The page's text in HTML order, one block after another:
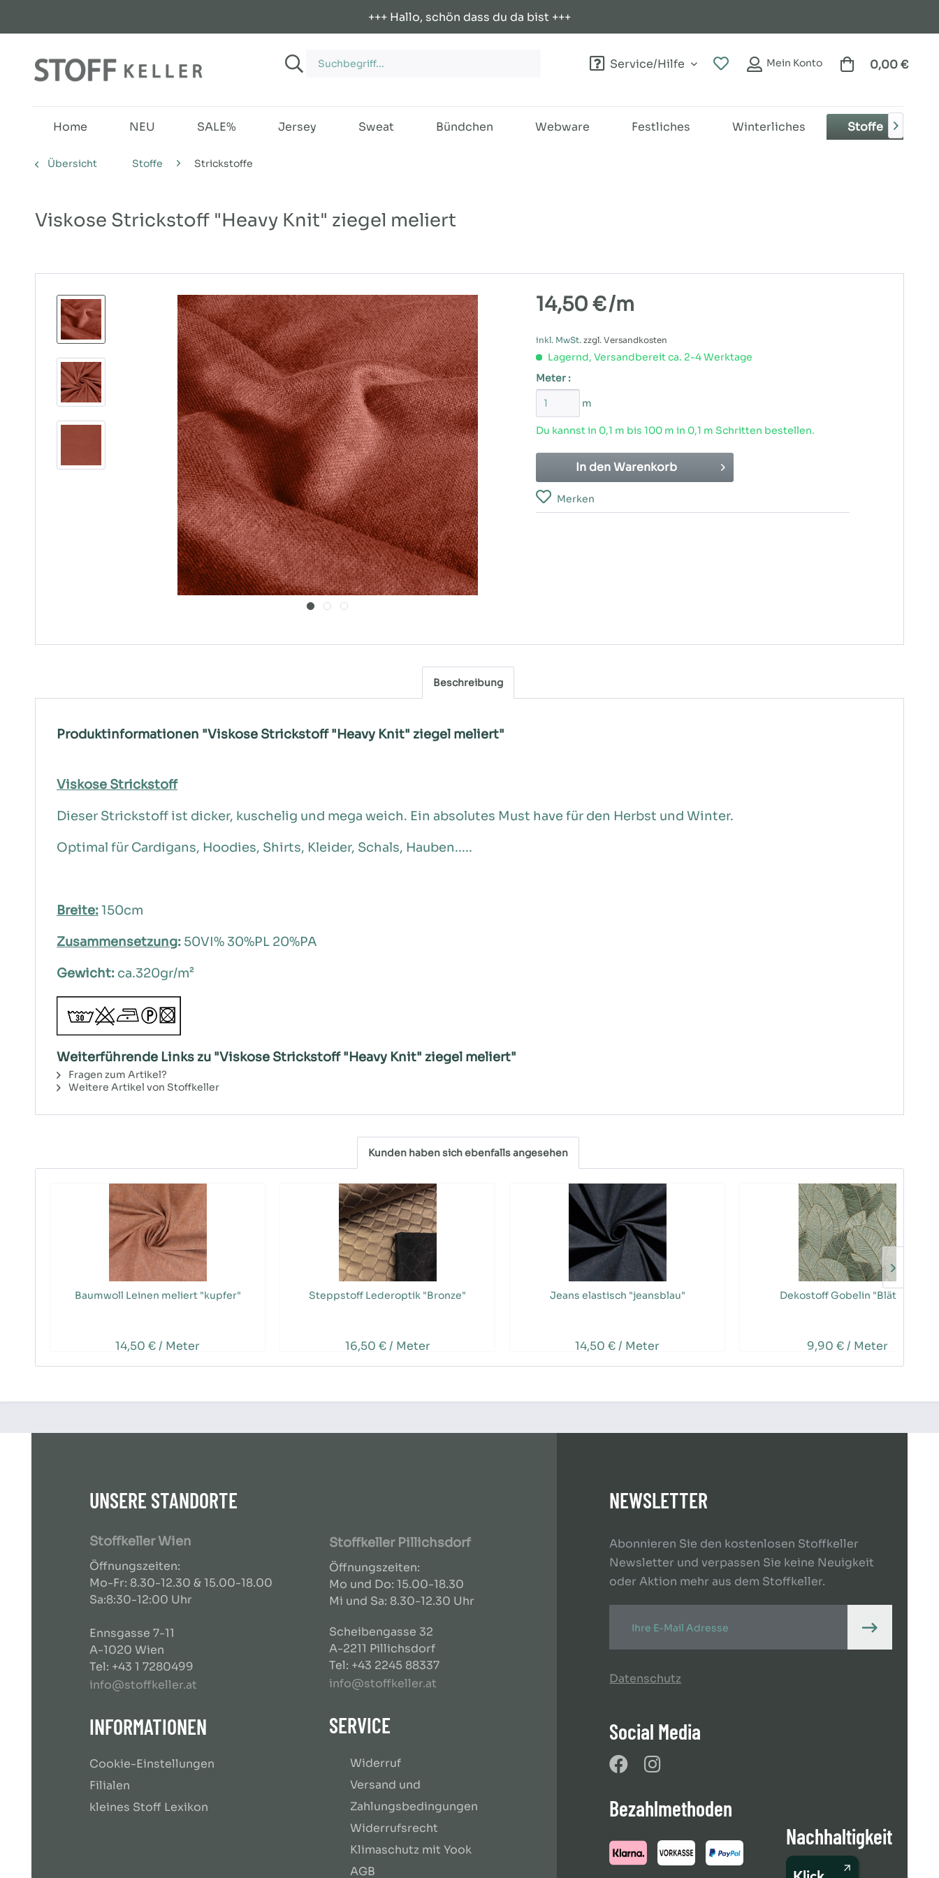
+++ Hallo, schön dass du da bist +++
Service/Hilfe Mein Konto 0,00 €
Home NEU SALE% Jersey Sweat Bündchen Webware Festliches Winterliches Stoffe 
Übersicht Stoffe Strickstoffe
Viskose Strickstoff "Heavy Knit" ziegel meliert
14,50 €/m
inkl. MwSt. zzgl. Versandkosten
Lagernd, Versandbereit ca. 2-4 Werktage
Meter :
m
Du kannst in 0,1 m bis 100m in 0,1 m Schritten bestellen.
In den Warenkorb
Merken
Beschreibung
Produktinformationen "Viskose Strickstoff "Heavy Knit" ziegel meliert"
Viskose Strickstoff
Dieser Strickstoff ist dicker, kuschelig und mega weich. Ein absolutes Must have für den Herbst und Winter.
Optimal für Cardigans, Hoodies, Shirts, Kleider, Schals, Hauben.....
Breite:150cm
Zusammensetzung: 50VI% 30%PL 20%PA
Gewicht: ca.320gr/m²
Weiterführende Links zu "Viskose Strickstoff "Heavy Knit" ziegel meliert"
Fragen zum Artikel?
Weitere Artikel von Stoffkeller
Kunden haben sich ebenfalls angesehen
Baumwoll Leinen meliert "kupfer"
14,50 € / Meter
Steppstoff Lederoptik "Bronze"
16,50 € / Meter
Jeans elastisch "jeansblau"
14,50 € / Meter
Dekostoff Gobelin "Blätter"
9,90 € / Meter
UNSERE STANDORTE
Stoffkeller Wien
Öffnungszeiten:
Mo-Fr: 8.30-12.30 & 15.00-18.00
Sa:8:30-12:00 Uhr
Ennsgasse 7-11
A-1020 Wien
Tel: +43 1 7280499
info@stoffkeller.at
INFORMATIONEN
Cookie-Einstellungen
Filialen
kleines Stoff Lexikon
Stoffkeller Pillichsdorf
Öffnungszeiten:
Mo und Do: 15.00-18.30
Mi und Sa: 8.30-12.30 Uhr
Scheibengasse 32
A-2211 Pillichsdorf
Tel: +43 2245 88337
info@stoffkeller.at
SERVICE
Widerruf
Versand und
Zahlungsbedingungen
Widerrufsrecht
Klimaschutz mit Yook
AGB
NEWSLETTER
Abonnieren Sie den kostenlosen Stoffkeller
Newsletter und verpassen Sie keine Neuigkeit
oder Aktion mehr aus dem Stoffkeller.
Datenschutz
Social Media
Bezahlmethoden
Nachhaltigkeit